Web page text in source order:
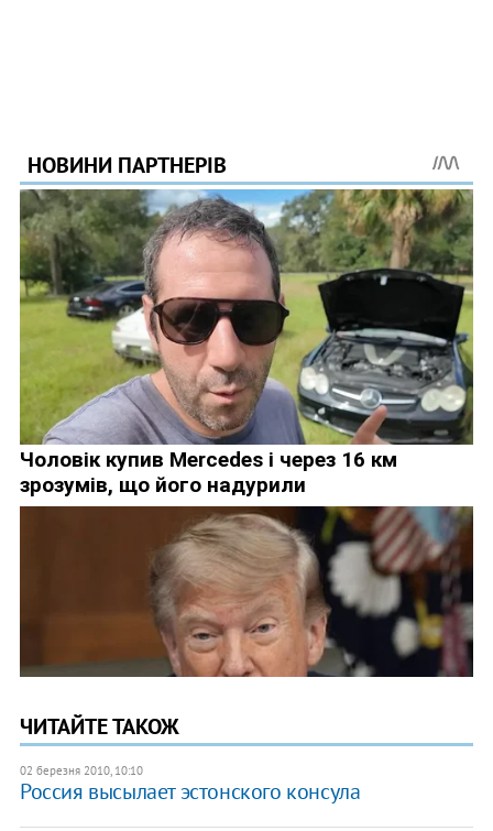
ЧИТАЙТЕ ТАКОЖ
02 березня 2010, 10:10
Россия высылает эстонского консула